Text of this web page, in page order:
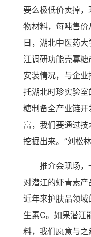
要么极低价卖掉
物材料，每吨售价
日，湖北中医药
江调研功能壳寡
安装情况，与企
托湖北时珍实验
糖制备全产业链
富，我们要通过
挖掘出来。”刘松
推介会现场
对潜江的虾青素
近年来护肤品领
生素C。如果潜江
料，我们愿意与之